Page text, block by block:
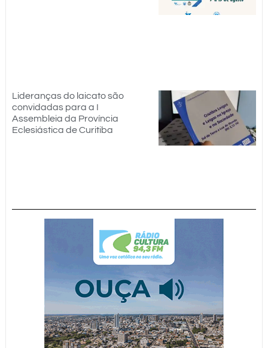
Lideranças do laicato são
convidadas para a I
Assembleia da Província
Eclesiástica de Curitiba